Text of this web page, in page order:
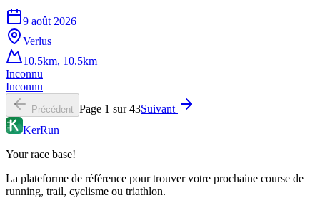
9 août 2026
Verlus
10.5km, 10.5km
Inconnu
Inconnu
Précédent Page 1 sur43Suivant
KerRun
Your race base!
La plateforme de référence pour trouver votre prochaine course de
running, trail, cyclisme ou triathlon.